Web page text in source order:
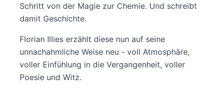
Schritt von der Magie zur Chemie. Und schreibt
damit Geschichte.
Florian Illies erzählt diese nun auf seine
unnachahmliche Weise neu - voll Atmosphäre,
voller Einfühlung in die Vergangenheit, voller
Poesie und Witz.